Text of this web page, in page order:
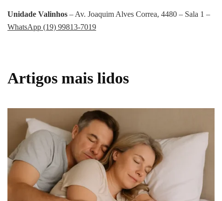
Unidade Valinhos – Av. Joaquim Alves Correa, 4480 – Sala 1 –
WhatsApp (19) 99813-7019
Artigos mais lidos